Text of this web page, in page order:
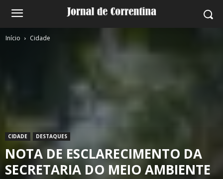
Início Cidade
CIDADE DESTAQUES
NOTA DE ESCLARECIMENTO DA
SECRETARIA DO MEIO AMBIENTE